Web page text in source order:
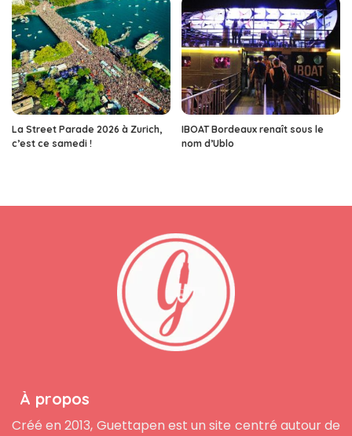
La Street Parade 2026 à Zurich,
c’est ce samedi !
IBOAT Bordeaux renaît sous le
nom d’Ublo
À propos
Créé en 2013, Guettapen est un site centré autour de